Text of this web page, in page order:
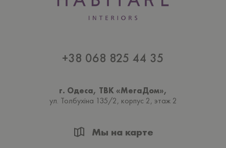
+38 068 825 44 35
г. Одеса, ТВК «МегаДом»,
ул. Толбухiна 135/2, корпус 2, этаж 2
Мы на карте